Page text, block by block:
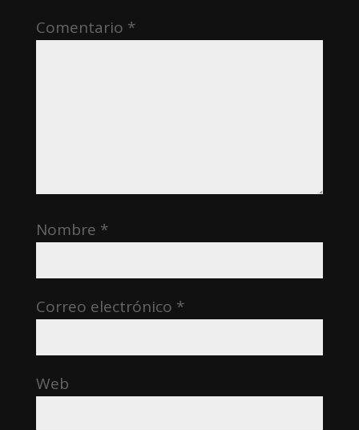
Comentario *
Nombre *
Correo electrónico *
Web